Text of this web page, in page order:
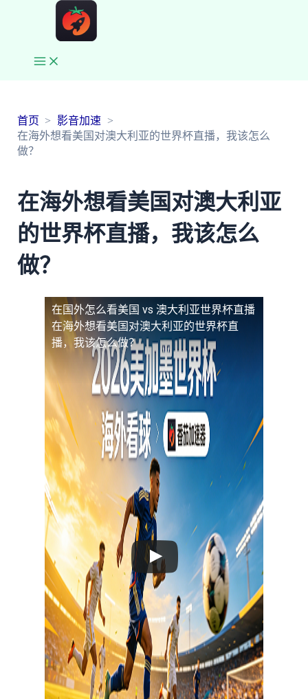
Main
首页
影音加速
在海外想看美国对澳大利亚的世界杯直播，我该怎么
做？
在海外想看美国对澳大利亚
的世界杯直播，我该怎么
做？
在国外怎么看美国 vs 澳大利亚世界杯直播
在海外想看美国对澳大利亚的世界杯直
播，我该怎么做？